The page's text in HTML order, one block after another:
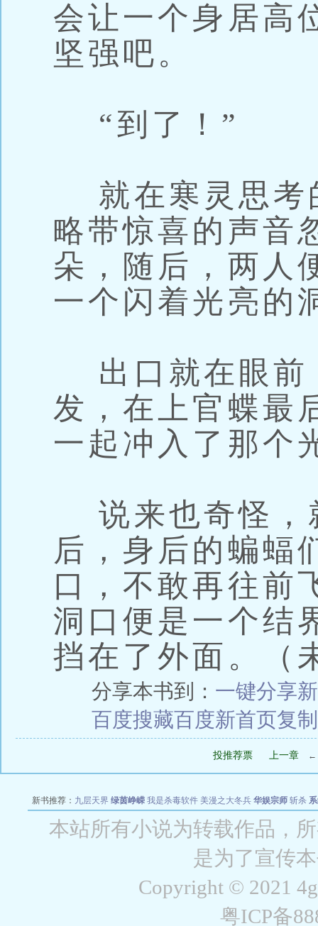
会让一个身居高
坚强吧。
“到了！”
就在寒灵思考
略带惊喜的声音
朵，随后，两人
一个闪着光亮的
出口就在眼前
发，在上官蝶最
一起冲入了那个
说来也奇怪，
后，身后的蝙蝠
口，不敢再往前
洞口便是一个结
挡在了外面。（
分享本书到： 一键分享
百度搜藏百度新首页复
投推荐票 上一章 ←
新书推荐： 九层天界 绿茵峥嵘 我是杀毒软件 美漫之大冬兵 华娱宗师 斩杀
战争天堂 混元道纪 教练万岁 都市全能巨星 绝对交易 全职武神 位面复
本站所有小说为转载作品，
是为了宣传
Copyright © 2021
粤ICP备